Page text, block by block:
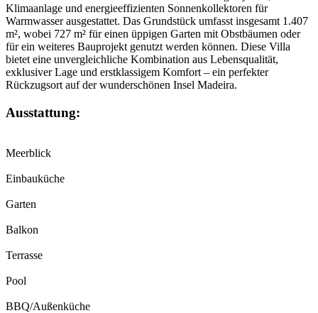
Klimaanlage und energieeffizienten Sonnenkollektoren für
Warmwasser ausgestattet. Das Grundstück umfasst insgesamt 1.407
m², wobei 727 m² für einen üppigen Garten mit Obstbäumen oder
für ein weiteres Bauprojekt genutzt werden können. Diese Villa
bietet eine unvergleichliche Kombination aus Lebensqualität,
exklusiver Lage und erstklassigem Komfort – ein perfekter
Rückzugsort auf der wunderschönen Insel Madeira.
Ausstattung:
Meerblick
Einbauküche
Garten
Balkon
Terrasse
Pool
BBQ/Außenküche